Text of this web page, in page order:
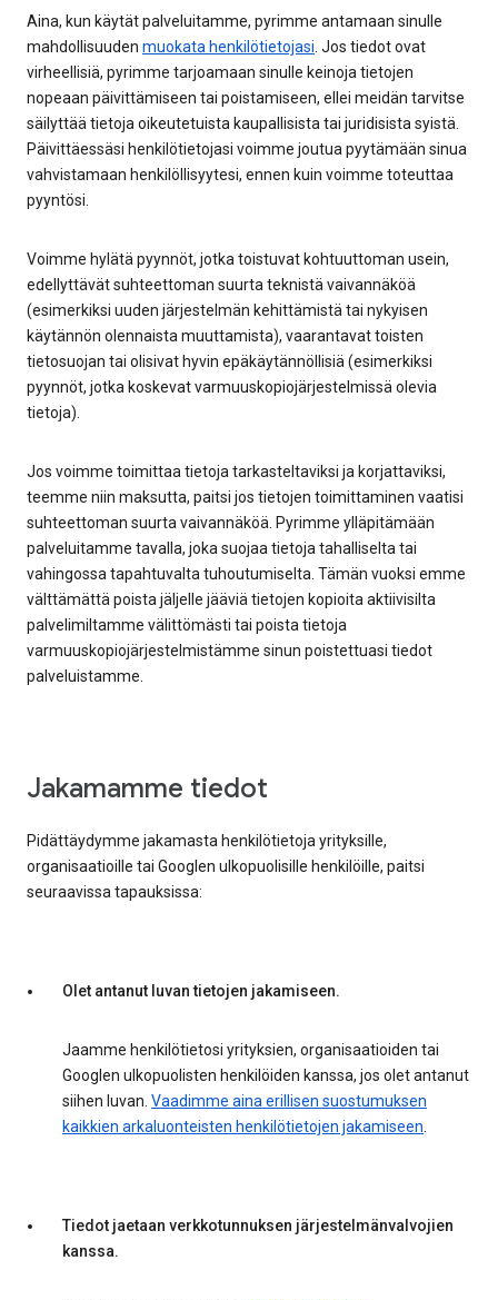
Aina, kun käytät palveluitamme, pyrimme antamaan sinulle
mahdollisuuden muokata henkilötietojasi. Jos tiedot ovat
virheellisiä, pyrimme tarjoamaan sinulle keinoja tietojen
nopeaan päivittämiseen tai poistamiseen, ellei meidän tarvitse
säilyttää tietoja oikeutetuista kaupallisista tai juridisista syistä.
Päivittäessäsi henkilötietojasi voimme joutua pyytämään sinua
vahvistamaan henkilöllisyytesi, ennen kuin voimme toteuttaa
pyyntösi.
Voimme hylätä pyynnöt, jotka toistuvat kohtuuttoman usein,
edellyttävät suhteettoman suurta teknistä vaivannäköä
(esimerkiksi uuden järjestelmän kehittämistä tai nykyisen
käytännön olennaista muuttamista), vaarantavat toisten
tietosuojan tai olisivat hyvin epäkäytännöllisiä (esimerkiksi
pyynnöt, jotka koskevat varmuuskopiojärjestelmissä olevia
tietoja).
Jos voimme toimittaa tietoja tarkasteltaviksi ja korjattaviksi,
teemme niin maksutta, paitsi jos tietojen toimittaminen vaatisi
suhteettoman suurta vaivannäköä. Pyrimme ylläpitämään
palveluitamme tavalla, joka suojaa tietoja tahalliselta tai
vahingossa tapahtuvalta tuhoutumiselta. Tämän vuoksi emme
välttämättä poista jäljelle jääviä tietojen kopioita aktiivisilta
palvelimiltamme välittömästi tai poista tietoja
varmuuskopiojärjestelmistämme sinun poistettuasi tiedot
palveluistamme.
Jakamamme tiedot
Pidättäydymme jakamasta henkilötietoja yrityksille,
organisaatioille tai Googlen ulkopuolisille henkilöille, paitsi
seuraavissa tapauksissa:
Olet antanut luvan tietojen jakamiseen.
Jaamme henkilötietosi yrityksien, organisaatioiden tai
Googlen ulkopuolisten henkilöiden kanssa, jos olet antanut
siihen luvan. Vaadimme aina erillisen suostumuksen
kaikkien arkaluonteisten henkilötietojen jakamiseen.
Tiedot jaetaan verkkotunnuksen järjestelmänvalvojien
kanssa.